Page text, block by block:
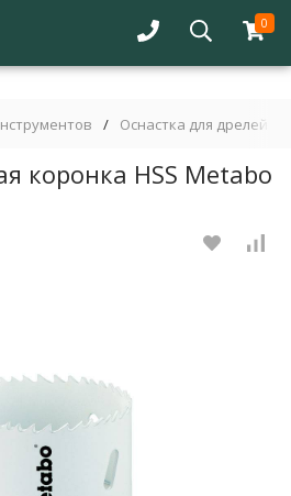
0
/ Оснастка для дрелей
коронка HSS Metabo